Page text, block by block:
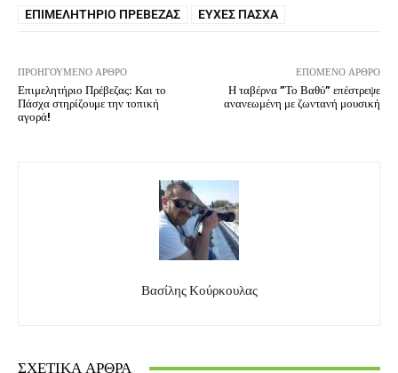
ΕΠΙΜΕΛΗΤΉΡΙΟ ΠΡΈΒΕΖΑΣ ΕΥΧΈΣ ΠΆΣΧΑ
ΠΡΟΗΓΟΎΜΕΝΟ ΆΡΘΡΟ
Επιμελητήριο Πρέβεζας: Και το
Πάσχα στηρίζουμε την τοπική
αγορά!
ΕΠΌΜΕΝΟ ΆΡΘΡΟ
Η ταβέρνα ”Το Βαθύ” επέστρεψε
ανανεωμένη με ζωντανή μουσική
Βασίλης Κούρκουλας
ΣΧΕΤΙΚΆ ΆΡΘΡΑ